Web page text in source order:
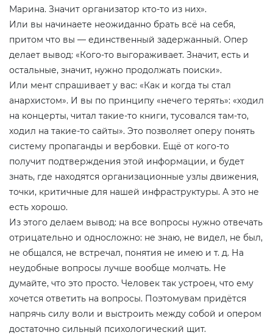
Марина. Значит организатор кто-то из них».
Или вы начинаете неожиданно брать всё на себя,
притом что вы — единственный задержанный. Опер
делает вывод: «Кого-то выгораживает. Значит, есть и
остальные, значит, нужно продолжать поиски».
Или мент спрашивает у вас: «Как и когда ты стал
анархистом». И вы по принципу «нечего терять»: «ходил
на концерты, читал такие-то книги, тусовался там-то,
ходил на такие-то сайты». Это позволяет оперу понять
систему пропаганды и вербовки. Ещё от кого-то
получит подтверждения этой информации, и будет
знать, где находятся организационные узлы движения,
точки, критичные для нашей инфраструктуры. А это не
есть хорошо.
Из этого делаем вывод: на все вопросы нужно отвечать
отрицательно и односложно: не знаю, не видел, не был,
не общался, не встречал, понятия не имею и т. д. На
неудобные вопросы лучше вообще молчать. Не
думайте, что это просто. Человек так устроен, что ему
хочется ответить на вопросы. Поэтомувам придётся
напрячь силу воли и выстроить между собой и опером
достаточно сильный психологический щит.